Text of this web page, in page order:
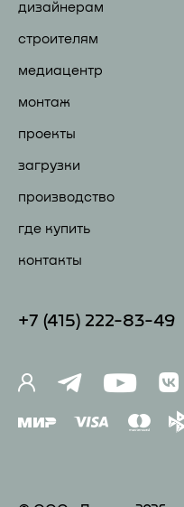
дизайнерам
строителям
медиацентр
монтаж
проекты
загрузки
производство
где купить
контакты
+7 (41 5) 222-83-49